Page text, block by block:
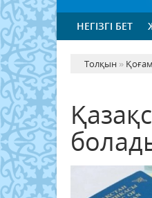
НЕГІЗГІ БЕТ
Толқын » Қоғам